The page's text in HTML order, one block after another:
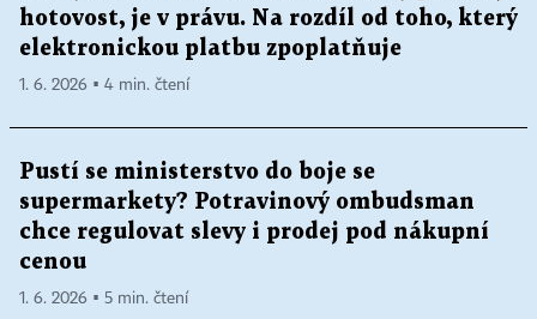
hotovost, je v právu. Na rozdíl od toho, který
elektronickou platbu zpoplatňuje
1. 6. 2026 ▪ 4 min. čtení
Pustí se ministerstvo do boje se
supermarkety? Potravinový ombudsman
chce regulovat slevy i prodej pod nákupní
cenou
1. 6. 2026 ▪ 5 min. čtení